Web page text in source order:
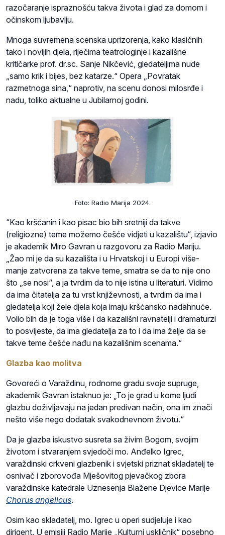
razočaranje ispraznošću takva života i glad za domom i
očinskom ljubavlju.
Mnoga suvremena scenska uprizorenja, kako klasičnih
tako i novijih djela, riječima teatrologinje i kazališne
kritičarke prof. dr.sc. Sanje Nikčević, gledateljima nude
„samo krik i bijes, bez katarze.“ Opera „Povratak
razmetnoga sina,“ naprotiv, na scenu donosi milosrđe i
nadu, toliko aktualne u Jubilarnoj godini.
Foto: Radio Marija 2024.
“Kao kršćanin i kao pisac bio bih sretniji da takve
(religiozne) teme možemo češće vidjeti u kazalištu“, izjavio
je akademik Miro Gavran u razgovoru za Radio Mariju.
„Žao mi je da su kazališta i u Hrvatskoj i u Europi više-
manje zatvorena za takve teme, smatra se da to nije ono
što „se nosi“, a ja tvrdim da to nije istina u literaturi. Vidimo
da ima čitatelja za tu vrst književnosti, a tvrdim da ima i
gledatelja koji žele djela koja imaju kršćansko nadahnuće.
Volio bih da je toga više i da kazališni ravnatelji i dramaturzi
to posvijeste, da ima gledatelja za to i da ima želje da se
takve teme češće nađu na kazališnim scenama.“
Glazba kao molitva
Govoreći o Varaždinu, rodnome gradu svoje supruge,
akademik Gavran istaknuo je: „To je grad u kome ljudi
glazbu doživljavaju na jedan predivan način, ona im znači
nešto više nego dodatak svakodnevnom životu.“
Da je glazba iskustvo susreta sa živim Bogom, svojim
životom i stvaranjem svjedoči mo. Anđelko Igrec,
varaždinski crkveni glazbenik i svjetski priznat skladatelj te
osnivač i zborovođa Mješovitog pjevačkog zbora
varaždinske katedrale Uznesenja Blažene Djevice Marije
Chorus angelicus.
Osim kao skladatelj, mo. Igrec u operi sudjeluje i kao
dirigent. U emisiji Radio Marije „Kulturni uskličnik“ posebno